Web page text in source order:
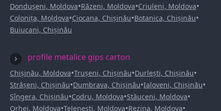
Dondușeni, Moldova•Răzeni, Moldova•Criuleni, Moldova•
Colonița, Moldova•Ciocana, Chișinău•Botanica, Chișinău•
Buiucani, Chișinău
profile metalice gips carton
Chișinău, Moldova•Trușeni, Chișinău•Durlești, Chișinău•
Strășeni, Chișinău•Dumbrava, Chișinău•Ialoveni, Chișinău•
Sîngera, Chișinău•Codru, Moldova•Stăuceni, Moldova•
Orhei, Moldova•Telenești, Moldova•Rezina, Moldova•